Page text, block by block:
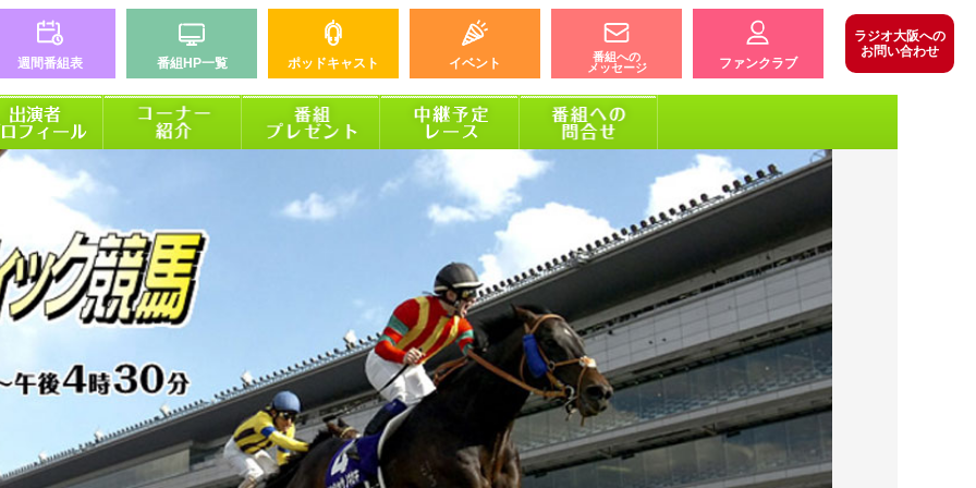
週間番組表 番組HP一覧 ポッドキャスト イベント
番組への
メッセージ
ファンクラブ
ラジオ大阪への
お問い合わせ